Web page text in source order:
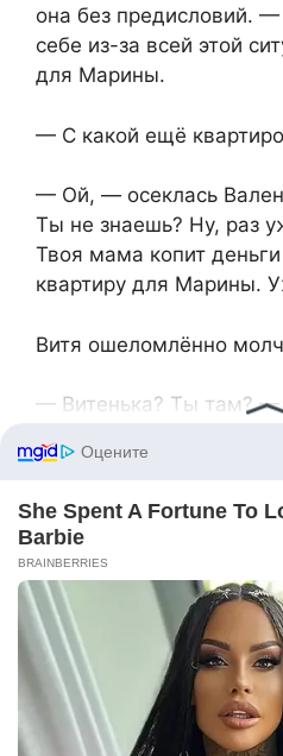
она без предисловий.
себе из-за всей этой
для Марины.
— С какой ещё
— Ой, — осеклась
Ты не знаешь? Ну, раз
Твоя мама копит
квартиру для Марины.
Витя ошеломлённо
— Витенька? Ты там? —
говорила, что им едва
и продукты.
— Ну, — замялась
Катя всегда была
одержима идеей
Говорит, у неё семья
пространство. А у вас